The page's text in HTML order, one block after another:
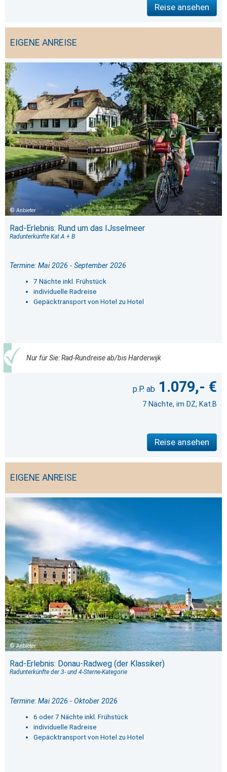
Reise ansehen
EIGENE ANREISE
Anbieter
Rad-Erlebnis: Rund um das IJsselmeer
Radunterkünfte Kat A + B
Termine: Mai 2026 - September 2026
7 Nächte inkl. Frühstück
individuelle Radreise
Gepäcktransport von Hotel zu Hotel
Nur für Sie: Rad-Rundreise ab/bis Harderwijk
1.079,- €
7 Nächte, im DZ, Kat.B
Reise ansehen
EIGENE ANREISE
Anbieter
Rad-Erlebnis: Donau-Radweg (der Klassiker)
Radunterkünfte der 3- und 4-Sterne-Kategorie
Termine: Mai 2026 - Oktober 2026
6 oder 7 Nächte inkl. Frühstück
individuelle Radreise
Gepäcktransport von Hotel zu Hotel